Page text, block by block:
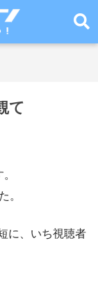
て
。
に、いち視聴者